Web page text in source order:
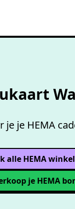
je je HEMA
alle HEMA(opens in
je HEMA